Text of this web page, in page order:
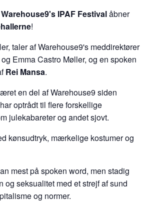
Warehouse9's IPAF Festivalåbner
!
taler af Warehouse9's meddirektører
Emma Castro Møller, og en spoken
Rei Mansa.
en del af Warehouse9 siden
optrådt til flere forskellige
julekabareter og andet sjovt.
kønsudtryk, mærkelige kostumer og
mest på spoken word, men stadig
og seksualitet med et strejf af sund
og normer.